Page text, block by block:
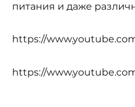
питания и даже
https://
https://